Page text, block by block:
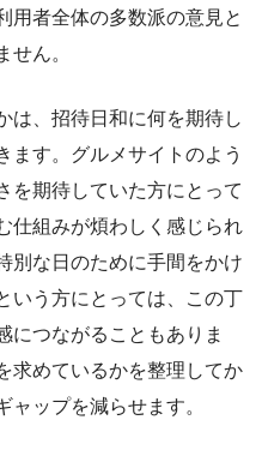
用者全体の多数派の意見と
せん。
は、招待日和に何を期待し
ます。グルメサイトのよう
を期待していた方にとって
仕組みが煩わしく感じられ
別な日のために手間をかけ
いう方にとっては、この丁
につながることもありま
求めているかを整理してか
ャップを減らせます。